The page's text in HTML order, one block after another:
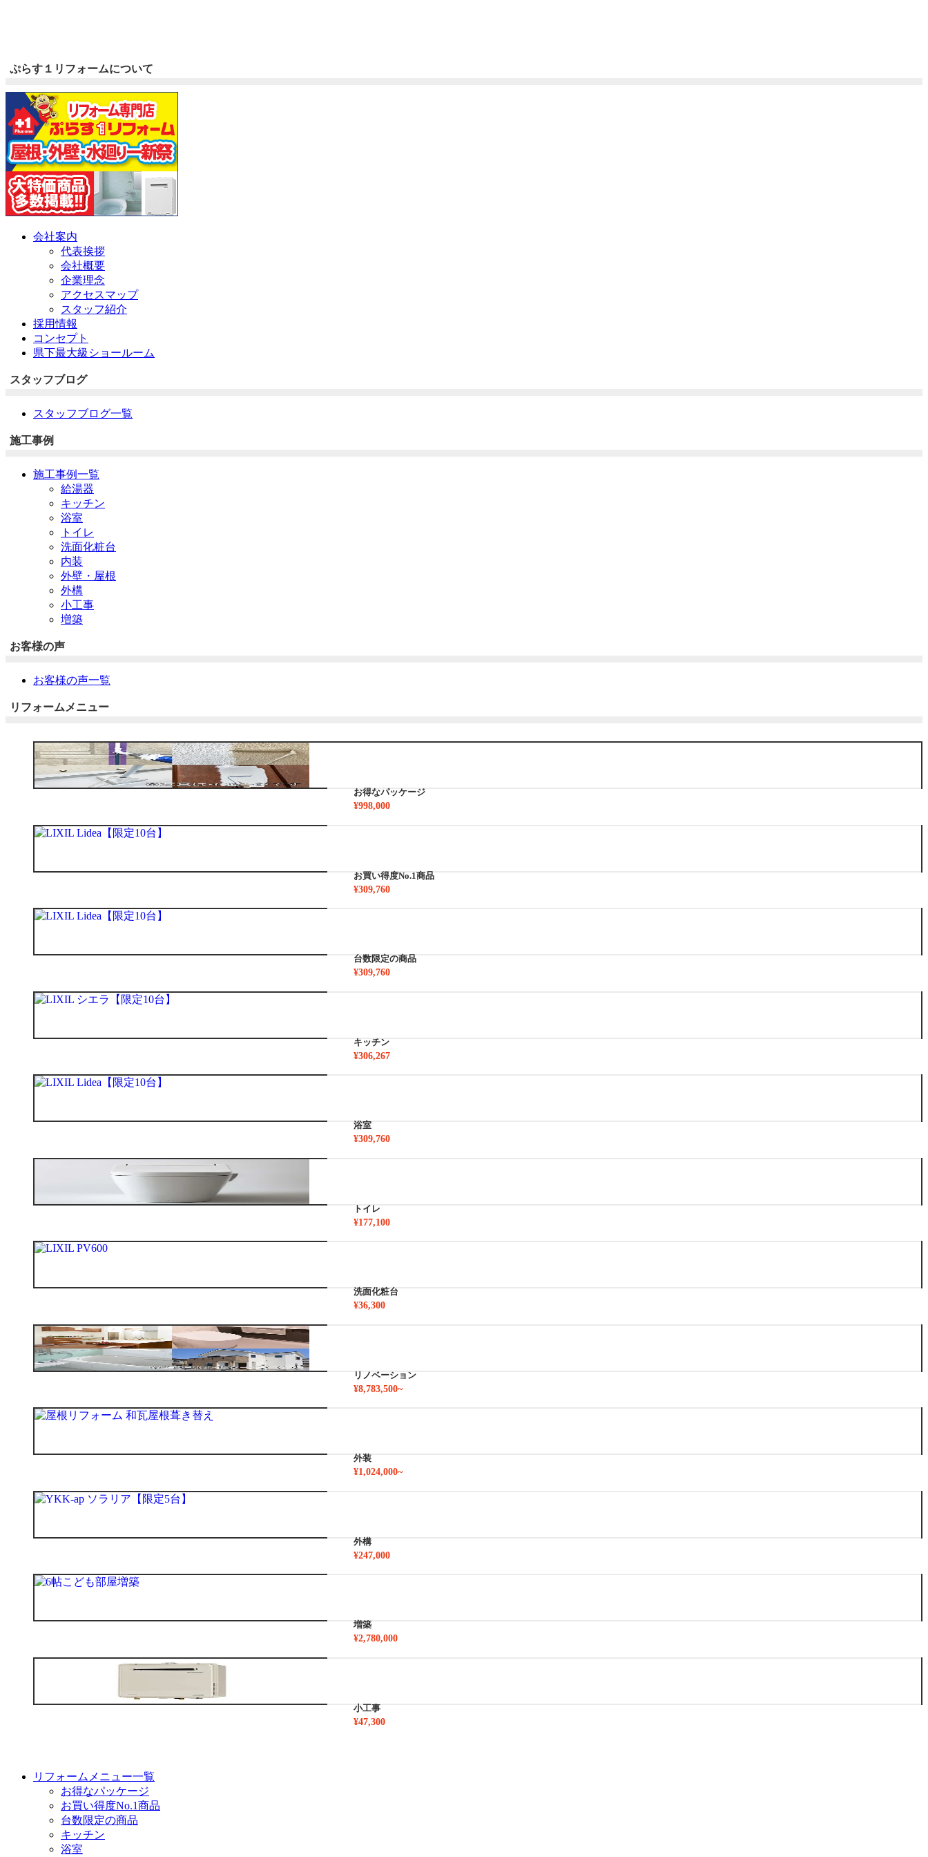
ぷらす１リフォームについて
会社案内
代表挨拶
会社概要
企業理念
アクセスマップ
スタッフ紹介
採用情報
コンセプト
県下最大級ショールーム
スタッフブログ
スタッフブログ一覧
施工事例
施工事例一覧
給湯器
キッチン
浴室
トイレ
洗面化粧台
内装
外壁・屋根
外構
小工事
増築
お客様の声
お客様の声一覧
リフォームメニュー
お得なパッケージ
¥998,000
お買い得度No.1商品
¥309,760
台数限定の商品
¥309,760
キッチン
¥306,267
浴室
¥309,760
トイレ
¥177,100
洗面化粧台
¥36,300
リノベーション
¥8,783,500~
外装
¥1,024,000~
外構
¥247,000
増築
¥2,780,000
小工事
¥47,300
リフォームメニュー一覧
お得なパッケージ
お買い得度No.1商品
台数限定の商品
キッチン
浴室